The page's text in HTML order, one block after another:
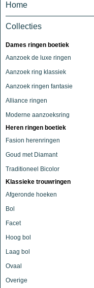
Home
Collecties
Dames ringen boetiek
Aanzoek de luxe ringen
Aanzoek ring klassiek
Aanzoek ringen fantasie
Alliance ringen
Moderne aanzoeksring
Heren ringen boetiek
Fasion herenringen
Goud met Diamant
Traditioneel Bicolor
Klassieke trouwringen
Afgeronde hoeken
Bol
Facet
Hoog bol
Laag bol
Ovaal
Overige